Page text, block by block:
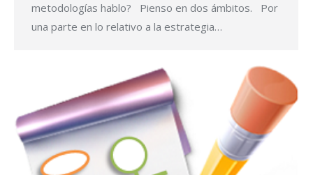
metodologías hablo? Pienso en dos ámbitos. Por
una parte en lo relativo a la estrategia…